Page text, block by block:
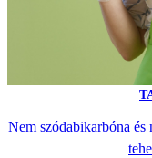
Nem szódabikarbóna és